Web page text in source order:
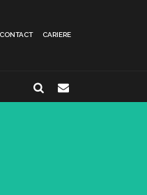
CONTACT CARIERE